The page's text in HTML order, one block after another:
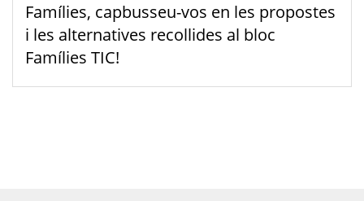
Famílies, capbusseu-vos en les propostes
i les alternatives recollides al bloc
Famílies TIC!